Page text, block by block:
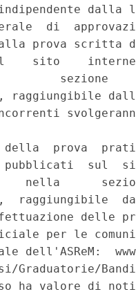
dalla
di
alla prova scritta
sito
sezione
raggiungibile
prova
pubblicati  sul
nella
raggiungibile
delle
per le
Graduatorie/
ha valore di